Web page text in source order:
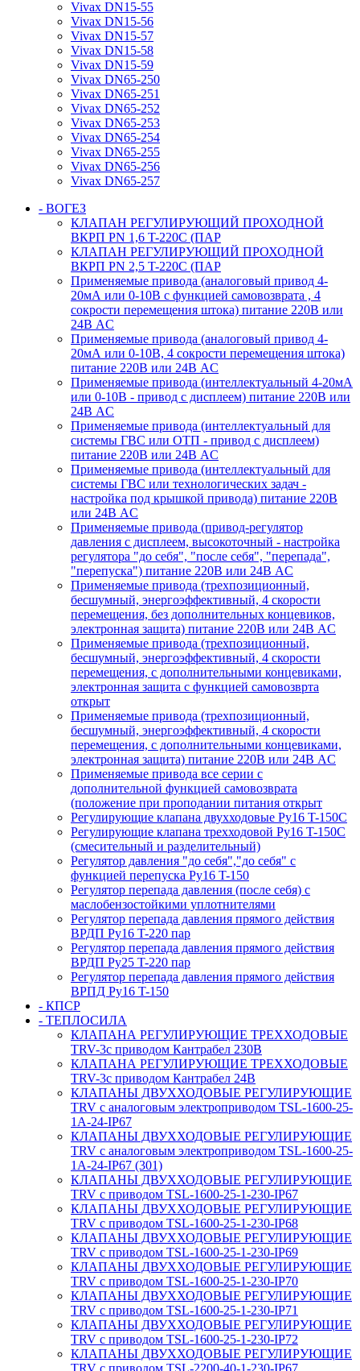
Vivax DN15-55
Vivax DN15-56
Vivax DN15-57
Vivax DN15-58
Vivax DN15-59
Vivax DN65-250
Vivax DN65-251
Vivax DN65-252
Vivax DN65-253
Vivax DN65-254
Vivax DN65-255
Vivax DN65-256
Vivax DN65-257
- ВОГЕЗ
КЛАПАН РЕГУЛИРУЮЩИЙ ПРОХОДНОЙ
ВКРП PN 1,6 T-220C (ПАР
КЛАПАН РЕГУЛИРУЮЩИЙ ПРОХОДНОЙ
ВКРП PN 2,5 T-220C (ПАР
Применяемые привода (аналоговый привод 4-
20мА или 0-10В с функцией самовозврата , 4
сокрости перемещения штока) питание 220В или
24В AC
Применяемые привода (аналоговый привод 4-
20мА или 0-10В, 4 сокрости перемещения штока)
питание 220В или 24В AC
Применяемые привода (интеллектуальный 4-20мА
или 0-10В - привод с дисплеем) питание 220В или
24В AC
Применяемые привода (интеллектуальный для
системы ГВС или ОТП - привод с дисплеем)
питание 220В или 24В AC
Применяемые привода (интеллектуальный для
системы ГВС или технологических задач -
настройка под крышкой привода) питание 220В
или 24В AC
Применяемые привода (привод-регулятор
давления с дисплеем, высокоточный - настройка
регулятора "до себя", "после себя", "перепада",
"перепуска") питание 220В или 24В AC
Применяемые привода (трехпозиционный,
бесшумный, энергоэффективный, 4 скорости
перемещения, без дополнительных концевиков,
электронная защита) питание 220В или 24В AC
Применяемые привода (трехпозиционный,
бесшумный, энергоэффективный, 4 скорости
перемещения, с дополнительными концевиками,
электронная защита с функцией самовозврта
открыт
Применяемые привода (трехпозиционный,
бесшумный, энергоэффективный, 4 скорости
перемещения, с дополнительными концевиками,
электронная защита) питание 220В или 24В AC
Применяемые привода все серии с
дополнительной функцией самовозврата
(положение при проподании питания открыт
Регулирующие клапана двухходовые Ру16 T-150С
Регулирующие клапана трехходовой Ру16 T-150С
(смесительный и разделительный)
Регулятор давления "до себя","до себя" с
функцией перепуска Ру16 T-150
Регулятор перепада давления (после себя) c
маслобензостойкими уплотнителями
Регулятор перепада давления прямого действия
ВРДП Ру16 T-220 пар
Регулятор перепада давления прямого действия
ВРДП Ру25 T-220 пар
Регулятор перепада давления прямого действия
ВРПД Ру16 T-150
- КПСР
- ТЕПЛОСИЛА
КЛАПАНА РЕГУЛИРУЮЩИЕ ТРЕХХОДОВЫЕ
TRV-3с приводом Кантрабел 230B
КЛАПАНА РЕГУЛИРУЮЩИЕ ТРЕХХОДОВЫЕ
TRV-3с приводом Кантрабел 24B
КЛАПАНЫ ДВУХХОДОВЫЕ РЕГУЛИРУЮЩИЕ
TRV с аналоговым электроприводом TSL-1600-25-
1А-24-IP67
КЛАПАНЫ ДВУХХОДОВЫЕ РЕГУЛИРУЮЩИЕ
TRV с аналоговым электроприводом TSL-1600-25-
1А-24-IP67 (301)
КЛАПАНЫ ДВУХХОДОВЫЕ РЕГУЛИРУЮЩИЕ
TRV с приводом TSL-1600-25-1-230-IP67
КЛАПАНЫ ДВУХХОДОВЫЕ РЕГУЛИРУЮЩИЕ
TRV с приводом TSL-1600-25-1-230-IP68
КЛАПАНЫ ДВУХХОДОВЫЕ РЕГУЛИРУЮЩИЕ
TRV с приводом TSL-1600-25-1-230-IP69
КЛАПАНЫ ДВУХХОДОВЫЕ РЕГУЛИРУЮЩИЕ
TRV с приводом TSL-1600-25-1-230-IP70
КЛАПАНЫ ДВУХХОДОВЫЕ РЕГУЛИРУЮЩИЕ
TRV с приводом TSL-1600-25-1-230-IP71
КЛАПАНЫ ДВУХХОДОВЫЕ РЕГУЛИРУЮЩИЕ
TRV с приводом TSL-1600-25-1-230-IP72
КЛАПАНЫ ДВУХХОДОВЫЕ РЕГУЛИРУЮЩИЕ
TRV с приводом TSL-2200-40-1-230-IP67